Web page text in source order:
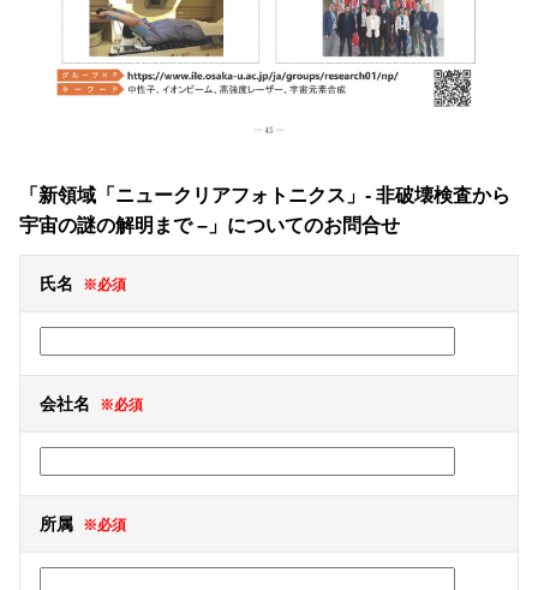
「新領域「ニュークリアフォトニクス」- 非破壊検査から
宇宙の謎の解明まで –」についてのお問合せ
氏名 ※必須
会社名 ※必須
所属 ※必須